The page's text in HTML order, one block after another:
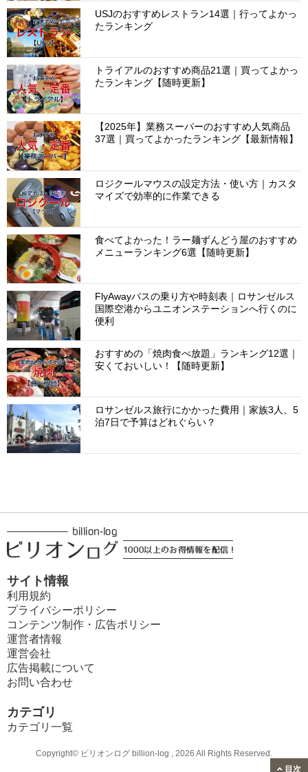
USJのおすすめレストラン14選｜行ってよかっ
たランキング
トライアルのおすすめ商品21選｜買ってよかっ
たランキング【随時更新】
【2025年】業務スーパーのおすすめ人気商品
37選｜買ってよかったランキング【最新情報】
ロジクールマウスの設定方法・使い方｜カスタ
マイズで効率的に作業できる
食べてよかった！ラー麺ずんどう屋のおすすめ
メニューランキング6選【随時更新】
FlyAwayバスの乗り方や時刻表｜ロサンゼルス
国際空港からユニオンステーションへ行くのに
便利
おすすめの「焼肉食べ放題」ランキング12選｜
安くておいしい！【随時更新】
ロサンゼルス旅行にかかった費用｜家族3人、5
泊7日で予算はどれぐらい？
サイト情報
利用規約
プライバシーポリシー
コンテンツ制作・広告ポリシー
運営者情報
運営会社
広告掲載について
お問い合わせ
カテゴリ
カテゴリ一覧
Copyright© ビリオンログ billion-log , 2026 All Rights Reserved.
目次